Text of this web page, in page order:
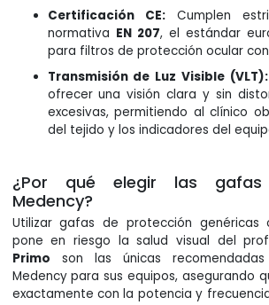
Certificación CE:Cumplen
normativa EN 207, el estándar
para filtros de protección ocular
Transmisión de Luz Visible (VLT):
ofrecer una visión clara y sin
excesivas, permitiendo al clínico
del tejido y los indicadores del
¿Por qué elegir las
Medency?
Utilizar gafas de protección
pone en riesgo la salud visual del
Primo son las únicas
Medency para sus equipos, asegurando
exactamente con la potencia y